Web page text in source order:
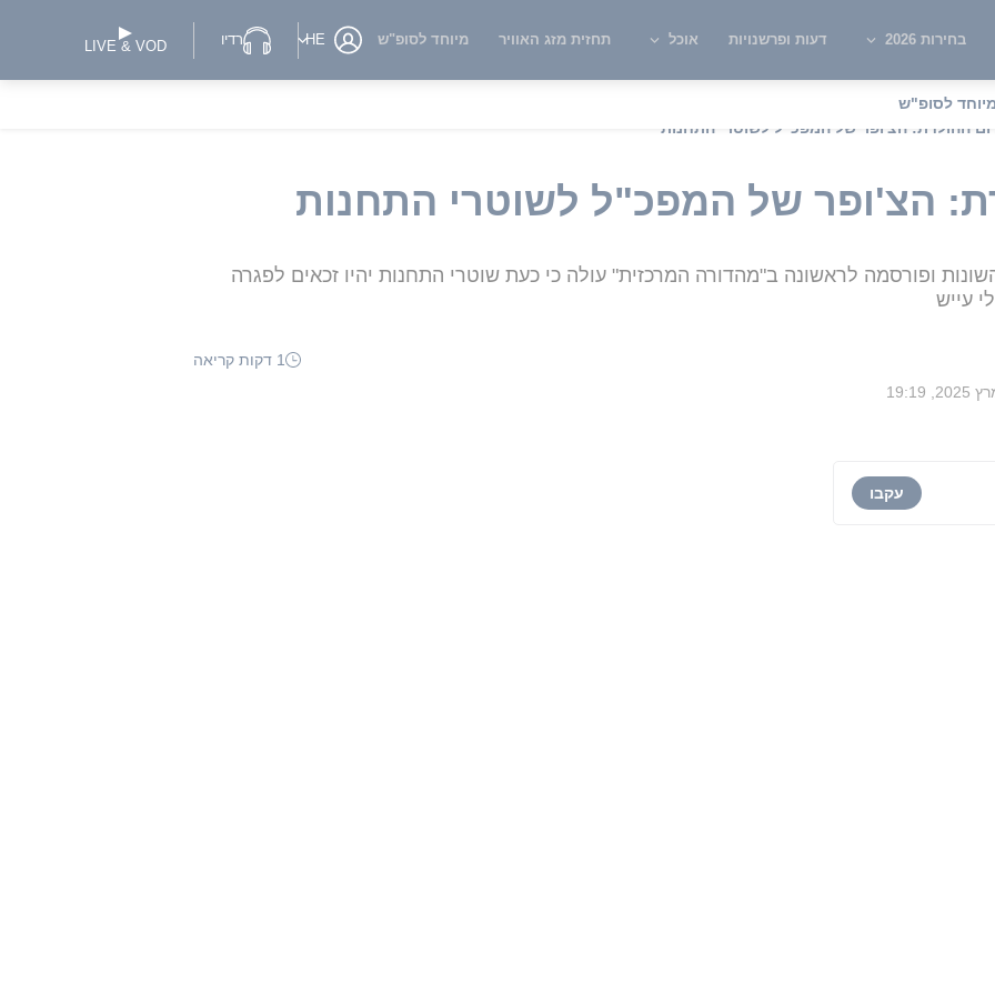
בחירות 2026 דעות ופרשנויות אוכל תחזית מזג האוויר מיוחד לסופ"ש HE רדיו LIVE & VOD
מיוחד לסופ"ש
ההולדת: הצ'ופר של המפכ"ל לשוטרי התחנות
הצ'ופר של המפכ"ל לשוטרי התחנות
ופורסמה לראשונה ב"מהדורה המרכזית" עולה כי כעת שוטרי התחנות יהיו זכאים לפגרה
עייש
1 דקות קריאה
עקבו